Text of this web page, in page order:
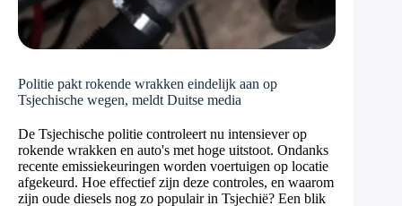
Politie pakt rokende wrakken eindelijk aan op
Tsjechische wegen, meldt Duitse media
De Tsjechische politie controleert nu intensiever op
rokende wrakken en auto's met hoge uitstoot. Ondanks
recente emissiekeuringen worden voertuigen op locatie
afgekeurd. Hoe effectief zijn deze controles, en waarom
zijn oude diesels nog zo populair in Tsjechië? Een blik